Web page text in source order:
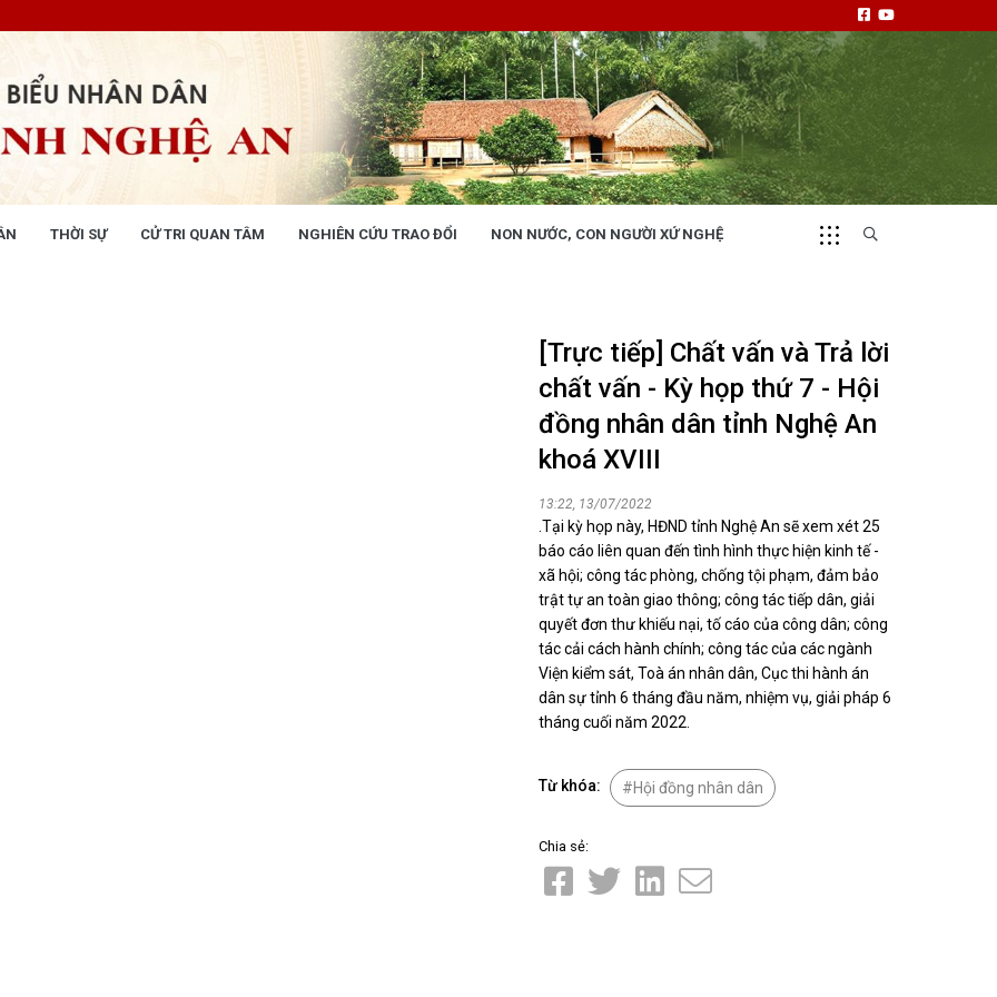
THỜI SỰ CỬ TRI QUAN TÂM NGHIÊN CỨU TRAO ĐỔI NON NƯỚC, CON NGƯỜI XỨ NGHỆ
NHỊP CẦU ĐẦU TƯ
Nhịp cầu đầu tư
VĂN HỌC - NGHỆ THUẬT
Giai điệu quê hương
Đến với bài thơ hay
[Trực tiếp] Chất vấn và Trả lời
chất vấn - Kỳ họp thứ 7 - Hội
đồng nhân dân tỉnh Nghệ An
khoá XVIII
13:22, 13/07/2022
.Tại kỳ họp này, HĐND tỉnh Nghệ An sẽ xem xét 25
báo cáo liên quan đến tình hình thực hiện kinh tế -
xã hội; công tác phòng, chống tội phạm, đảm bảo
trật tự an toàn giao thông; công tác tiếp dân, giải
quyết đơn thư khiếu nại, tố cáo của công dân; công
tác cải cách hành chính; công tác của các ngành
Viện kiểm sát, Toà án nhân dân, Cục thi hành án
dân sự tỉnh 6 tháng đầu năm, nhiệm vụ, giải pháp 6
tháng cuối năm 2022.
Từ khóa: Hội đồng nhân dân
Chia sẻ: